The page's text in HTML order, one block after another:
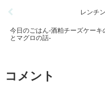
レンチ
今日のごはん-酒粕チーズケーキ
とマグロの話-
コメント